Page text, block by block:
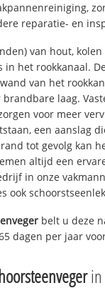
reparatie- en
van hout,
het rookkanaal.
van het
brandbare laag.
voor meer
een aanslag
tot gevolg kan
altijd een
in onze
ook
belt u deze
dagen per jaar
in